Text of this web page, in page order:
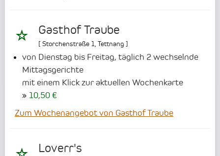
Gasthof Traube
[ Storchenstraße 1 Tettnang ]
von Dienstag bis Freitag, täglich 2 wechselnde
Mittagsgerichte
mit einem Klick zur aktuellen Wochenkarte
10,50 €
Zum Wochenangebot von Gasthof Traube
Loverr's